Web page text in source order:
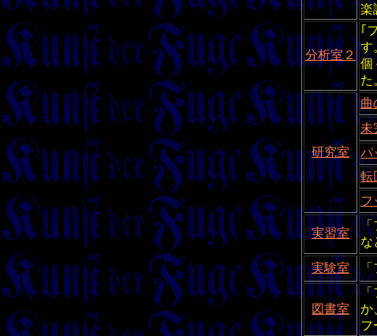
楽
分析室２
｢
す
個
た
研究室
曲
未
パ
転
フ
実習室
「
な
実験室
図書室
「
か
フ